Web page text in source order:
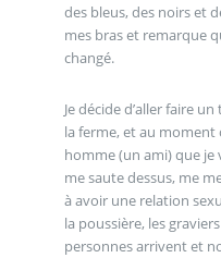
des bleus, des noirs et
mes bras et remarque
changé.
Je décide d’aller faire
la ferme, et au moment
homme (un ami) que
me saute dessus, me
à avoir une relation
la poussière, les
personnes arrivent et